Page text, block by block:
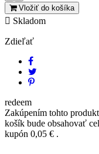
Vložiť do košíka
 Skladom
Zdieľať
redeem
Zakúpením tohto
košík bude obsahovať
kupón 0,05 € .